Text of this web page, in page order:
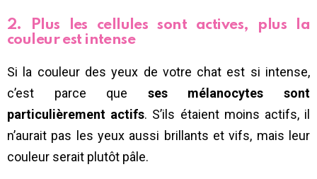
2. Plus les cellules sont actives, plus la
couleur est intense
Si la couleur des yeux de votre chat est si intense,
c’est parce que ses mélanocytes sont
particulièrement actifs. S’ils étaient moins actifs, il
n’aurait pas les yeux aussi brillants et vifs, mais leur
couleur serait plutôt pâle.